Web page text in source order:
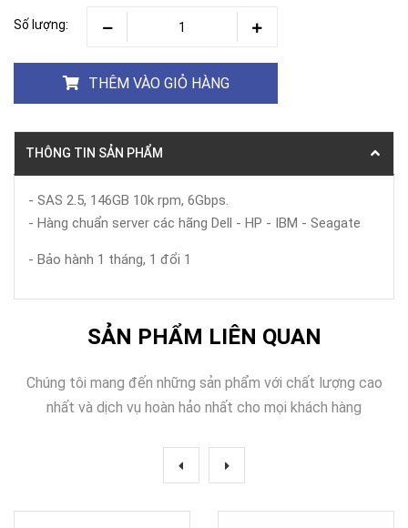
Số lượng:
THÊM VÀO GIỎ HÀNG
THÔNG TIN SẢN PHẨM
- SAS 2.5, 146GB 10k rpm, 6Gbps.
- Hàng chuẩn server các hãng Dell - HP - IBM - Seagate
- Bảo hành 1 tháng, 1 đổi 1
SẢN PHẨM LIÊN QUAN
Chúng tôi mang đến những sản phẩm với chất lượng cao
nhất và dịch vụ hoàn hảo nhất cho mọi khách hàng